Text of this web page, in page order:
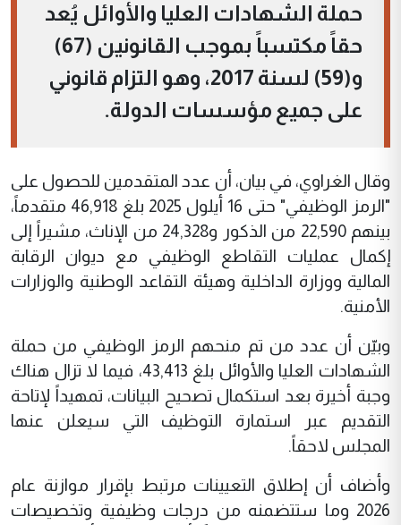
حملة الشهادات العليا والأوائل يُعد
حقاً مكتسباً بموجب القانونين (67)
و(59) لسنة 2017، وهو التزام قانوني
على جميع مؤسسات الدولة.
وقال الغراوي، في بيان، أن عدد المتقدمين للحصول على
"الرمز الوظيفي" حتى 16 أيلول 2025 بلغ 46,918 متقدماً،
بينهم 22,590 من الذكور و24,328 من الإناث، مشيراً إلى
إكمال عمليات التقاطع الوظيفي مع ديوان الرقابة
المالية ووزارة الداخلية وهيئة التقاعد الوطنية والوزارات
الأمنية.
وبيّن أن عدد من تم منحهم الرمز الوظيفي من حملة
الشهادات العليا والأوائل بلغ 43,413، فيما لا تزال هناك
وجبة أخيرة بعد استكمال تصحيح البيانات، تمهيداً لإتاحة
التقديم عبر استمارة التوظيف التي سيعلن عنها
المجلس لاحقاً.
وأضاف أن إطلاق التعيينات مرتبط بإقرار موازنة عام
2026 وما ستتضمنه من درجات وظيفية وتخصيصات